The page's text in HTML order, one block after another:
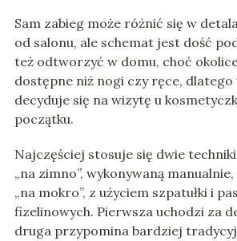
Sam zabieg może różnić się w
od salonu, ale schemat jest dość
też odtworzyć w domu, choć
dostępne niż nogi czy ręce, dlatego
decyduje się na wizytę u
początku.
Najczęściej stosuje się dwie
„na zimno”, wykonywaną
„na mokro”, z użyciem szpatułki i
fizelinowych. Pierwsza uchodzi za
druga przypomina bardziej